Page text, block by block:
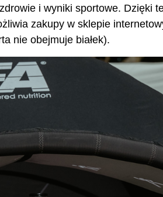
i wyniki sportowe. Dzięki
zakupy w sklepie
nie obejmuje białek).